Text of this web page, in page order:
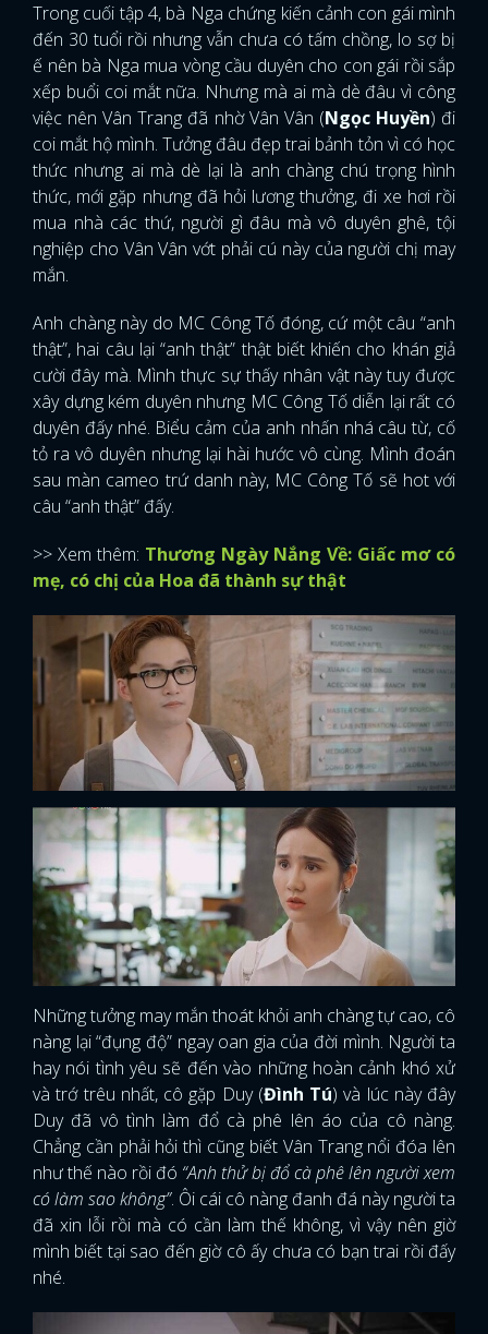
Trong cuối tập 4, bà Nga chứng kiến cảnh con gái mình
đến 30 tuổi rồi nhưng vẫn chưa có tấm chồng, lo sợ bị
ế nên bà Nga mua vòng cầu duyên cho con gái rồi sắp
xếp buổi coi mắt nữa. Nhưng mà ai mà dè đâu vì công
việc nên Vân Trang đã nhờ Vân Vân (Ngọc Huyền) đi
coi mắt hộ mình. Tưởng đâu đẹp trai bảnh tỏn vì có học
thức nhưng ai mà dè lại là anh chàng chú trọng hình
thức, mới gặp nhưng đã hỏi lương thưởng, đi xe hơi rồi
mua nhà các thứ, người gì đâu mà vô duyên ghê, tội
nghiệp cho Vân Vân vớt phải cú này của người chị may
mắn.
Anh chàng này do MC Công Tố đóng, cứ một câu “anh
thật”, hai câu lại “anh thật” thật biết khiến cho khán giả
cười đây mà. Mình thực sự thấy nhân vật này tuy được
xây dựng kém duyên nhưng MC Công Tố diễn lại rất có
duyên đấy nhé. Biểu cảm của anh nhấn nhá câu từ, cố
tỏ ra vô duyên nhưng lại hài hước vô cùng. Mình đoán
sau màn cameo trứ danh này, MC Công Tố sẽ hot với
câu “anh thật” đấy.
>> Xem thêm: Thương Ngày Nắng Về: Giấc mơ có
mẹ, có chị của Hoa đã thành sự thật
Những tưởng may mắn thoát khỏi anh chàng tự cao, cô
nàng lại “đụng độ” ngay oan gia của đời mình. Người ta
hay nói tình yêu sẽ đến vào những hoàn cảnh khó xử
và trớ trêu nhất, cô gặp Duy (Đình Tú) và lúc này đây
Duy đã vô tình làm đổ cà phê lên áo của cô nàng.
Chẳng cần phải hỏi thì cũng biết Vân Trang nổi đóa lên
như thế nào rồi đó “Anh thử bị đổ cà phê lên người xem
có làm sao không”. Ôi cái cô nàng đanh đá này người ta
đã xin lỗi rồi mà có cần làm thế không, vì vậy nên giờ
mình biết tại sao đến giờ cô ấy chưa có bạn trai rồi đấy
nhé.